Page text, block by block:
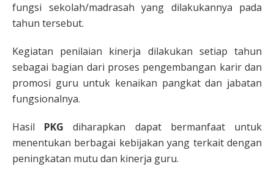
fungsi sekolah/madrasah yang dilakukannya pada
tahun tersebut.
Kegiatan penilaian kinerja dilakukan setiap tahun
sebagai bagian dari proses pengembangan karir dan
promosi guru untuk kenaikan pangkat dan jabatan
fungsionalnya.
Hasil PKGdiharapkan dapat bermanfaat untuk
menentukan berbagai kebijakan yang terkait dengan
peningkatan mutu dan kinerja guru.